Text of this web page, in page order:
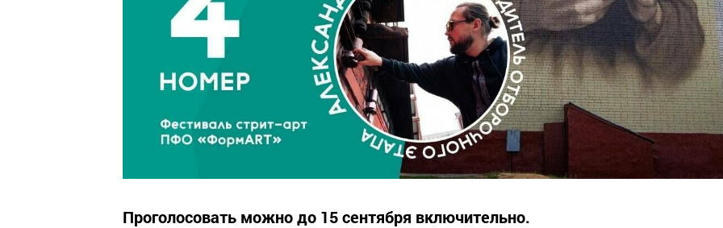
Проголосовать можно до 15 сентября включительно.